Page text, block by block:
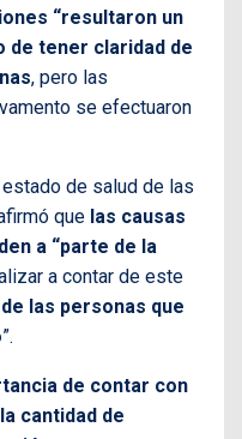
“resultaron un
de tener claridad de
, pero las
se efectuaron
de salud de las
que las causas
a “parte de la
a contar de este
las personas que
”.
de contar con
cantidad de